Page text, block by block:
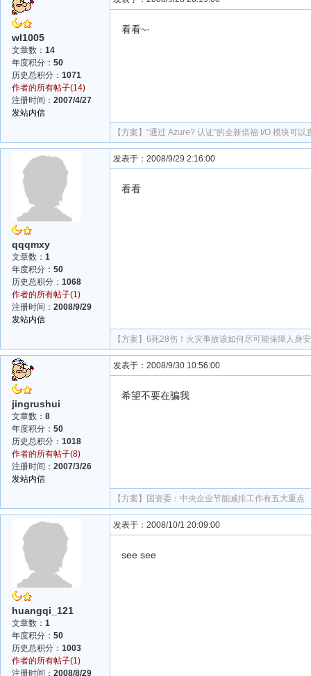
wl1005
文章数： 14
年度积分： 50
历史总积分： 1071
作者的所有帖子(14)
注册时间： 2007/4/27
发站内信
看看~·
【方案】 “通过 Azure? 认证”的全新倍福 I/O 模块可以
qqqmxy
文章数： 1
年度积分： 50
历史总积分： 1068
作者的所有帖子(1)
注册时间： 2008/9/29
发站内信
发表于：2008/9/29 2:16:00
看看
【方案】 6死28伤！火灾事故该如何尽可能保障人身
jingrushui
文章数： 8
年度积分： 50
历史总积分： 1018
作者的所有帖子(8)
注册时间： 2007/3/26
发站内信
发表于：2008/9/30 10:56:00
希望不要在骗我
【方案】 国资委：中央企业节能减排工作有五大重点
huangqi_121
文章数： 1
年度积分： 50
历史总积分： 1003
作者的所有帖子(1)
注册时间： 2008/8/29
发表于：2008/10/1 20:09:00
see see